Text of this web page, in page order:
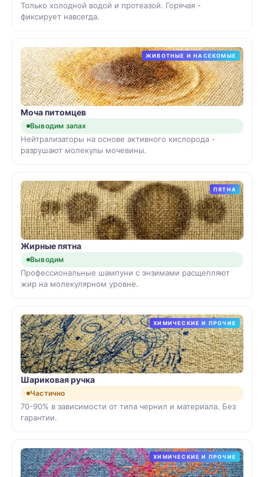
Только холодной водой и протеазой. Горячая -
фиксирует навсегда.
ЖИВОТНЫЕ И НАСЕКОМЫЕ
Моча питомцев
Выводим запах
Нейтрализаторы на основе активного кислорода -
разрушают молекулы мочевины.
ПЯТНА
Жирные пятна
Выводим
Профессиональные шампуни с энзимами расщепляют
жир на молекулярном уровне.
ХИМИЧЕСКИЕ И ПРОЧИЕ
Шариковая ручка
Частично
70-90% в зависимости от типа чернил и материала. Без
гарантии.
ХИМИЧЕСКИЕ И ПРОЧИЕ